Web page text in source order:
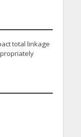
total linkage